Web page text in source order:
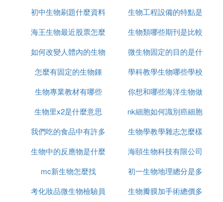
初中生物刷題什麼資料
好
生物工程設備的特點是
什麼
海王生物最近股票怎麼
樣
生物類哪些期刊是比較
好的
如何改變人體內的生物
鍾
微生物固定的目的是什
麼
怎麼有固定的生物鍾
學科教學生物哪些學校
好考
生物專業教材有哪些
你想和哪些海洋生物做
朋友
生物里x2是什麼意思
nk細胞如何識別癌細胞
來北聯生物專業
我們吃的食品中有許多
微生物有什麼
生物學教學雜志怎麼樣
生物中的反應物是什麼
意思
海頤生物科技有限公司
怎麼樣
mc新生物怎麼找
初一生物地理總分是多
少
考化妝品微生物檢驗員
生物瓣膜加手術總價多